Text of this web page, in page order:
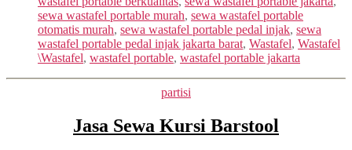
sewa wastafel portable murah, sewa wastafel portable
otomatis murah, sewa wastafel portable pedal injak, sewa
wastafel portable pedal injak jakarta barat, Wastafel, Wastafel
\Wastafel, wastafel portable, wastafel portable jakarta
Categories
partisi
Jasa Sewa Kursi Barstool